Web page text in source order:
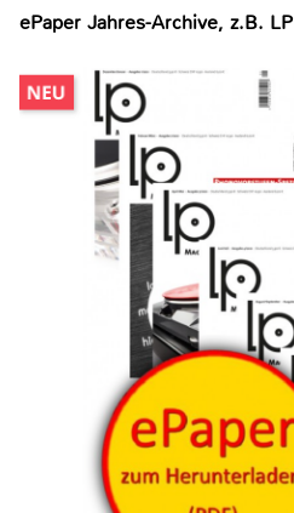
ePaper Jahres-Archive, z.B. LP